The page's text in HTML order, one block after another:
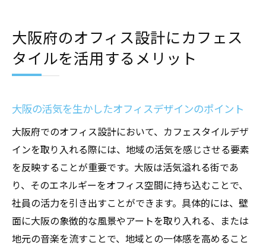
リラックス効果で生産性向上
大阪特有の文化を取り入れたデザインの重
要性
カフェスタイルがオフィス設計に与えるクリエ
イティブな影響
創造性を刺激する空間のレイアウト
カフェスタイルが持つ独特のインスピレー
ション
大阪の文化を映し出すデザインの魅力
社員のアイディアを引き出す環境設計
大阪府のオフィス設計にカフェス
タイルを活用するメリット
大阪の活気を生かしたオフィスデザインのポイント
大阪府でのオフィス設計において、カフェスタイルデザ
インを取り入れる際には、地域の活気を感じさせる要素
を反映することが重要です。大阪は活気溢れる街であ
り、そのエネルギーをオフィス空間に持ち込むことで、
社員の活力を引き出すことができます。具体的には、壁
面に大阪の象徴的な風景やアートを取り入れる、または
地元の音楽を流すことで、地域との一体感を高めること